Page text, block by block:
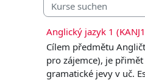
Anglický jazyk 1
Cílem předmětu
pro zájemce), je
gramatické jevy v uč.